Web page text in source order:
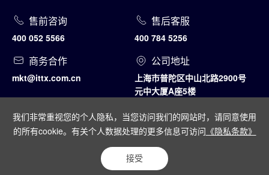
我们非常重视您的个人隐私，当您访问我们的网站时，请同意使用
的所有cookie。有关个人数据处理的更多信息可访问 《隐私条款》
接受
售前咨询
400 052 5566
售后客服
400 784 5256
商务合作
mkt@ittx.com.cn
公司地址
上海市普陀区中山北路2900号
元中大厦A座5楼
Copyright@2011-2024 上海通天晓
沪公网安备31010502005045号
隐私条款 网站地图